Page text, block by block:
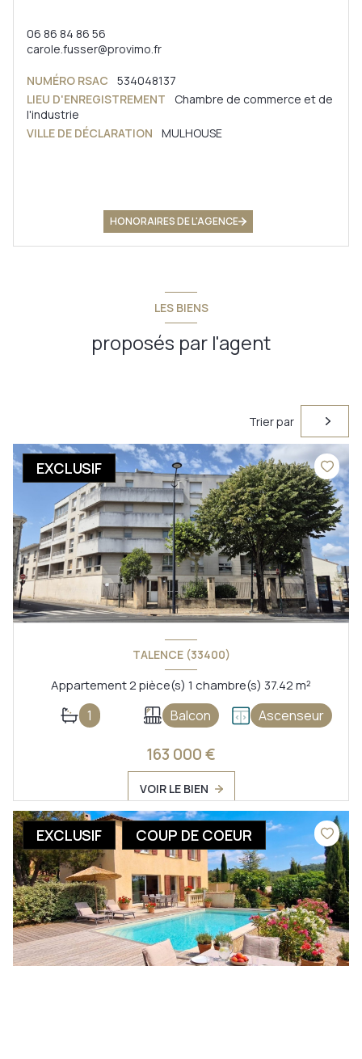
06 86 84 86 56
carole.fusser@provimo.fr
NUMÉRO RSAC
534048137
LIEU D'ENREGISTREMENT
Chambre de commerce et de
l'industrie
VILLE DE DÉCLARATION
MULHOUSE
HONORAIRES DE L'AGENCE
LES BIENS
proposés par l'agent
Trier par
EXCLUSIF
TALENCE (33400)
Appartement 2 pièce(s) 1 chambre(s) 37.42 m²
1 Balcon Ascenseur
163 000 €
VOIR LE BIEN
EXCLUSIF COUP DE COEUR